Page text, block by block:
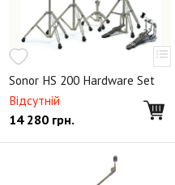
Sonor HS 200 Hardware Set
Відсутній
14 280 грн.